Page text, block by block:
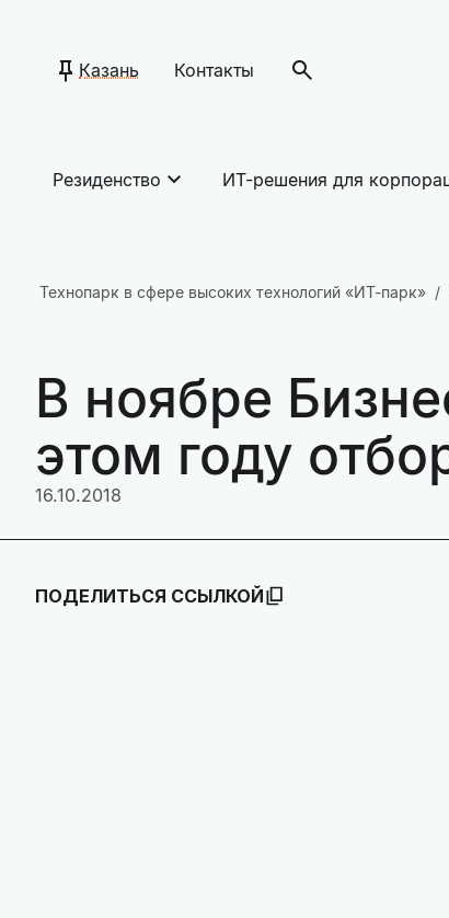
Казань Контакты
Резиденство ИТ-решения для
Технопарк в сфере высоких технологий «ИТ-парк»
В ноябре
этом году
16.10.2018
ПОДЕЛИТЬСЯ ССЫЛКОЙ